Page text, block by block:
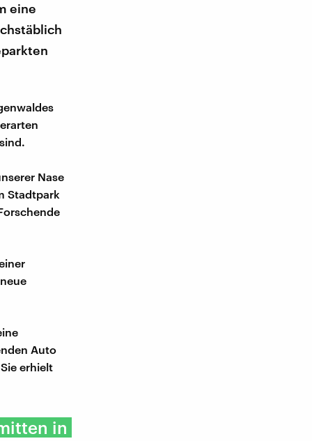
eine
Nase
Stadtpark
Auto
erhielt
in